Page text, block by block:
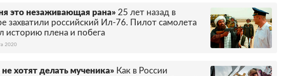
это незаживающая рана» 25 лет назад в
захватили российский Ил-76. Пилот самолета
историю плена и побега
2020
не хотят делать мученика» Как в России